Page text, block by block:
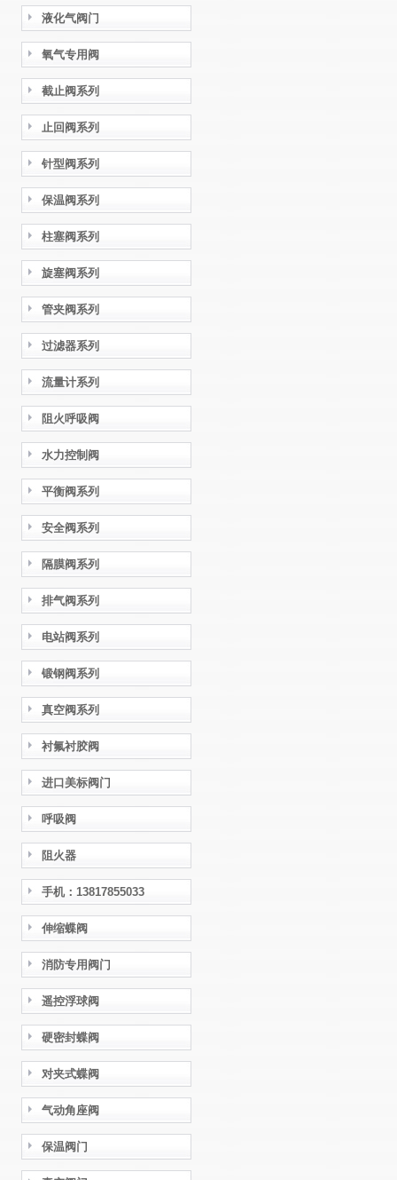
液化气阀门
氧气专用阀
截止阀系列
止回阀系列
针型阀系列
保温阀系列
柱塞阀系列
旋塞阀系列
管夹阀系列
过滤器系列
流量计系列
阻火呼吸阀
水力控制阀
平衡阀系列
安全阀系列
隔膜阀系列
排气阀系列
电站阀系列
锻钢阀系列
真空阀系列
衬氟衬胶阀
进口美标阀门
呼吸阀
阻火器
手机：13817855033
伸缩蝶阀
消防专用阀门
遥控浮球阀
硬密封蝶阀
对夹式蝶阀
气动角座阀
保温阀门